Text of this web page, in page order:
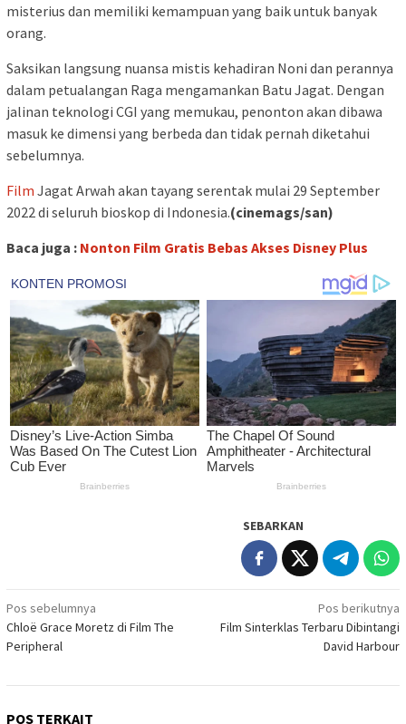
misterius dan memiliki kemampuan yang baik untuk banyak
orang.
Saksikan langsung nuansa mistis kehadiran Noni dan perannya
dalam petualangan Raga mengamankan Batu Jagat. Dengan
jalinan teknologi CGI yang memukau, penonton akan dibawa
masuk ke dimensi yang berbeda dan tidak pernah diketahui
sebelumnya.
Film Jagat Arwah akan tayang serentak mulai 29 September
2022 di seluruh bioskop di Indonesia.(cinemags/san)
Baca juga : Nonton Film Gratis Bebas Akses Disney Plus
SEBARKAN
Navigasi
pos
Pos sebelumnya
Chloë Grace Moretz di Film The
Peripheral
Pos berikutnya
Film Sinterklas Terbaru Dibintangi
David Harbour
POS TERKAIT